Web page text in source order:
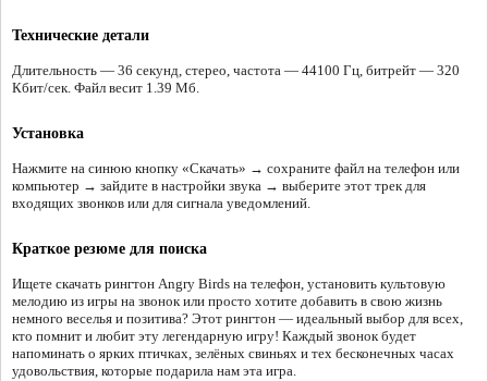
Технические детали
Длительность — 36 секунд, стерео, частота — 44100 Гц, битрейт — 320
Кбит/сек. Файл весит 1.39 Мб.
Установка
Нажмите на синюю кнопку «Скачать» → сохраните файл на телефон или
компьютер → зайдите в настройки звука → выберите этот трек для
входящих звонков или для сигнала уведомлений.
Краткое резюме для поиска
Ищете скачать рингтон Angry Birds на телефон, установить культовую
мелодию из игры на звонок или просто хотите добавить в свою жизнь
немного веселья и позитива? Этот рингтон — идеальный выбор для всех,
кто помнит и любит эту легендарную игру! Каждый звонок будет
напоминать о ярких птичках, зелёных свиньях и тех бесконечных часах
удовольствия, которые подарила нам эта игра.